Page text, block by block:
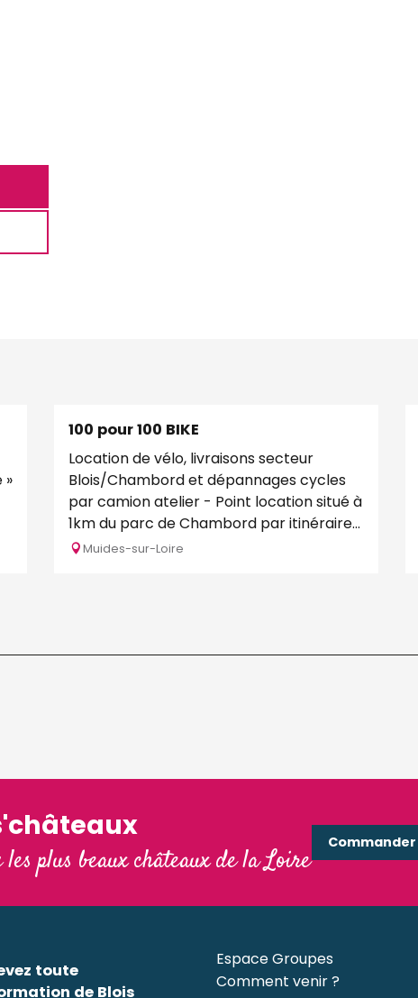
»
100 pour 100 BIKE
Location de vélo, livraisons secteur
Blois/Chambord et dépannages cycles
par camion atelier - Point location situé à
1km du parc de Chambord par itinéraire
vélo sécurisé. -...
Muides-sur-Loire
plus beaux châteaux de la Loire
toute
de Blois
Espace Groupes
Comment venir ?